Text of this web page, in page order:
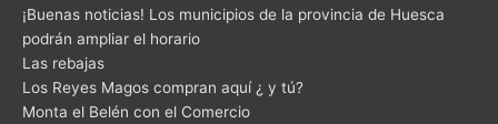
¡Buenas noticias! Los municipios de la provincia de Huesca
podrán ampliar el horario
Las rebajas
Los Reyes Magos compran aquí ¿ y tú?
Monta el Belén con el Comercio